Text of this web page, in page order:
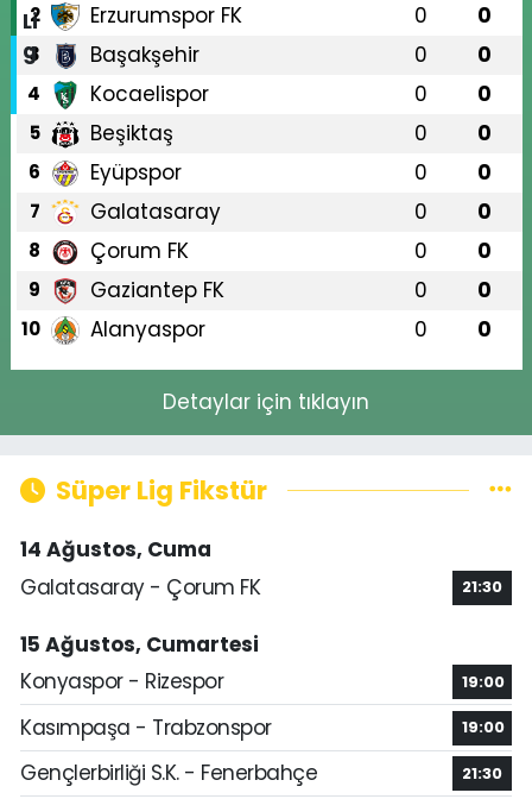
2 Erzurumspor FK 0 0
3 Başakşehir 0 0
4 Kocaelispor 0 0
5 Beşiktaş 0 0
6 Eyüpspor 0 0
7 Galatasaray 0 0
8 Çorum FK 0 0
9 Gaziantep FK 0 0
10 Alanyaspor 0 0
Detaylar için tıklayın
Süper Lig Fikstür
14 Ağustos, Cuma
Galatasaray - Çorum FK
21:30
15 Ağustos, Cumartesi
Konyaspor - Rizespor
19:00
Kasımpaşa - Trabzonspor 19:00
Gençlerbirliği S.K. - Fenerbahçe 21:30